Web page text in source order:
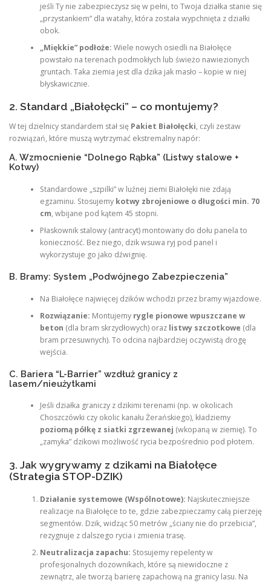
jeśli Ty nie zabezpieczysz się w pełni, to Twoja działka stanie się
„przystankiem” dla watahy, która została wypchnięta z działki
obok.
„Miękkie” podłoże: Wiele nowych osiedli na Białołęce
powstało na terenach podmokłych lub świeżo nawiezionych
gruntach. Taka ziemia jest dla dzika jak masło – kopie w niej
błyskawicznie.
2. Standard „Białołęcki” – co montujemy?
W tej dzielnicy standardem stał się Pakiet Białołęcki, czyli zestaw
rozwiązań, które muszą wytrzymać ekstremalny napór:
A. Wzmocnienie “Dolnego Rąbka” (Listwy stalowe +
Kotwy)
Standardowe „szpilki” w luźnej ziemi Białołęki nie zdają
egzaminu. Stosujemy kotwy zbrojeniowe o długości min. 70
cm, wbijane pod kątem 45 stopni.
Płaskownik stalowy (antracyt) montowany do dołu panela to
konieczność. Bez niego, dzik wsuwa ryj pod panel i
wykorzystuje go jako dźwignię.
B. Bramy: System „Podwójnego Zabezpieczenia”
Na Białołęce najwięcej dzików wchodzi przez bramy wjazdowe.
Rozwiązanie: Montujemy rygle pionowe wpuszczane w
beton (dla bram skrzydłowych) oraz listwy szczotkowe (dla
bram przesuwnych). To odcina najbardziej oczywistą drogę
wejścia.
C. Bariera “L-Barrier” wzdłuż granicy z
lasem/nieużytkami
Jeśli działka graniczy z dzikimi terenami (np. w okolicach
Choszczówki czy okolic kanału Żerańskiego), kładziemy
poziomą półkę z siatki zgrzewanej (wkopaną w ziemię). To
„zamyka” dzikowi możliwość rycia bezpośrednio pod płotem.
3. Jak wygrywamy z dzikami na Białołęce
(Strategia STOP-DZIK)
Działanie systemowe (Wspólnotowe): Najskuteczniejsze
realizacje na Białołęce to te, gdzie zabezpieczamy całą pierzeję
segmentów. Dzik, widząc 50 metrów „ściany nie do przebicia”,
rezygnuje z dalszego rycia i zmienia trasę.
Neutralizacja zapachu: Stosujemy repelenty w
profesjonalnych dozownikach, które są niewidoczne z
zewnątrz, ale tworzą barierę zapachową na granicy lasu. Na